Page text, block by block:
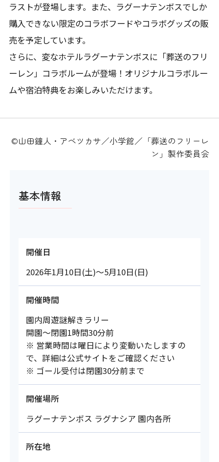
ラストが登場します。また、ラグーナテンボスでしか
購入できない限定のコラボフードやコラボグッズの販
売を予定しています。
さらに、変なホテルラグーナテンボスに「葬送のフリ
ーレン」コラボルームが登場！オリジナルコラボルー
ムや宿泊特典をお楽しみいただけます。
©山田鐘人・アベツカサ／小学館／「葬送のフリーレ
ン」製作委員会
基本情報
開催日
2026年1月10日(土)～5月10日(日)
開催時間
園内周遊謎解きラリー
開園～閉園1時間30分前
※ 営業時間は曜日により変動いたしますの
で、詳細は公式サイトをご確認ください
※ ゴール受付は閉園30分前まで
開催場所
ラグーナテンボス ラグナシア 園内各所
所在地